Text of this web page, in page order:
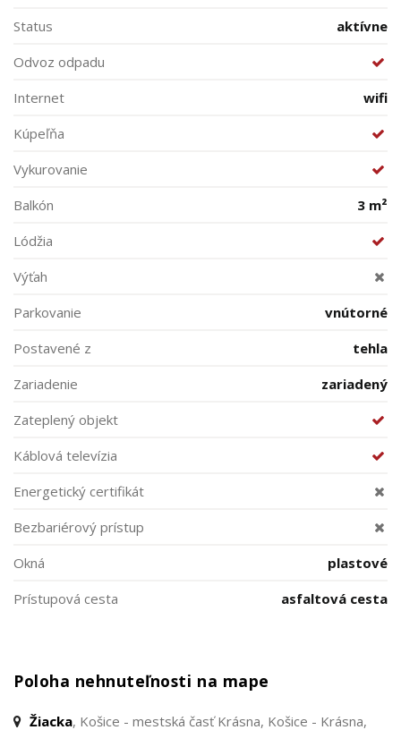
Status
aktívne
Odvoz odpadu
Internet
wifi
Kúpeľňa
Vykurovanie
Balkón
3 m²
Lódžia
Výťah
Parkovanie
vnútorné
Postavené z
tehla
Zariadenie
zariadený
Zateplený objekt
Káblová televízia
Energetický certifikát
Bezbariérový prístup
Okná
plastové
Prístupová cesta
asfaltová cesta
Poloha nehnuteľnosti na mape
Žiacka, Košice - mestská časť Krásna, Košice - Krásna,